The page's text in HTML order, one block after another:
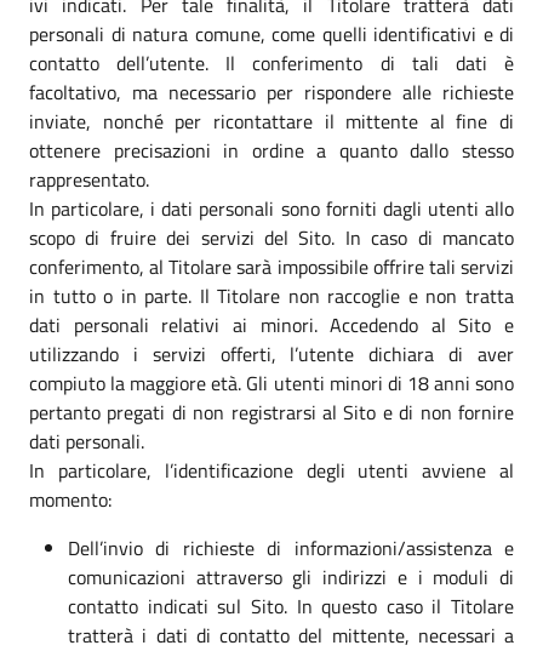
personali di natura comune, come quelli identificativi e di
contatto dell’utente. Il conferimento di tali dati è
facoltativo, ma necessario per rispondere alle richieste
inviate, nonché per ricontattare il mittente al fine di
ottenere precisazioni in ordine a quanto dallo stesso
rappresentato.
In particolare, i dati personali sono forniti dagli utenti allo
scopo di fruire dei servizi del Sito. In caso di mancato
conferimento, al Titolare sarà impossibile offrire tali servizi
in tutto o in parte. Il Titolare non raccoglie e non tratta
dati personali relativi ai minori. Accedendo al Sito e
utilizzando i servizi offerti, l’utente dichiara di aver
compiuto la maggiore età. Gli utenti minori di 18 anni sono
pertanto pregati di non registrarsi al Sito e di non fornire
dati personali.
In particolare, l’identificazione degli utenti avviene al
momento:
Dell’invio di richieste di informazioni/assistenza e
comunicazioni attraverso gli indirizzi e i moduli di
contatto indicati sul Sito. In questo caso il Titolare
tratterà i dati di contatto del mittente, necessari a